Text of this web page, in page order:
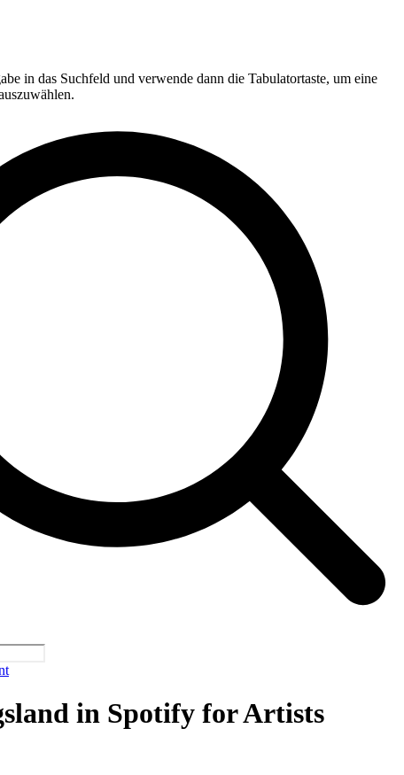
in das Suchfeld und verwende dann die Tabulatortaste, um eine
in Spotify for Artists